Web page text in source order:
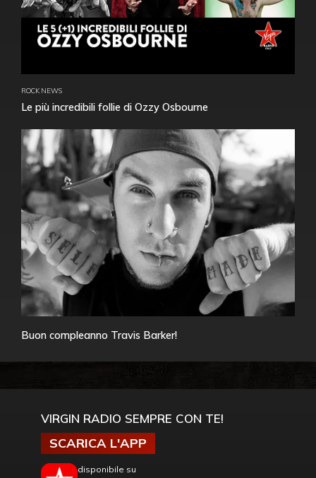
ROCK NEWS
Le più incredibili follie di Ozzy Osbourne
Buon compleanno Travis Barker!
VIRGIN RADIO SEMPRE CON TE!
SCARICA L'APP
disponibile su